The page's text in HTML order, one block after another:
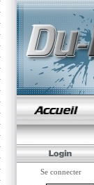
Se connecter